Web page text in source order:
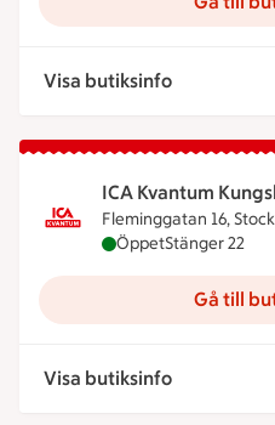
Visa butiksinfo
ICA Kvantum
Fleminggatan 16,
ICA Kvantum
ÖppetStänger 22
Gå till
Visa butiksinfo